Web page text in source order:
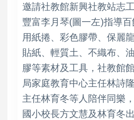
邀請社教館新興社教站志
豐富李月琴(圖一左)指導
用紙捲、彩色膠帶、保麗
貼紙、輕質土、不織布、
膠等素材及工具，社教館
局家庭教育中心主任林詩
主任林育冬等人陪伴同樂
國小校長方文慧及林育冬